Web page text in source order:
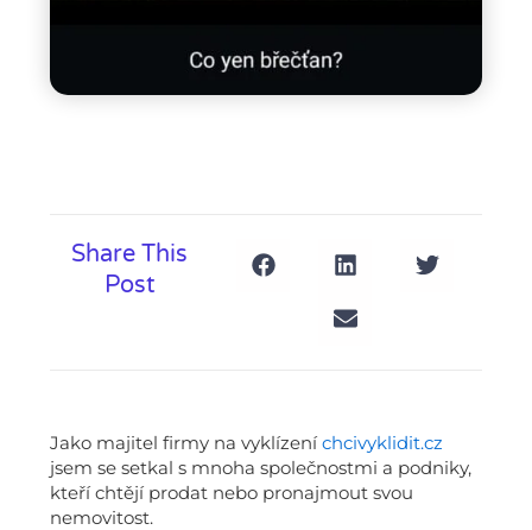
Share This
Post
Jako majitel firmy na vyklízeníchcivyklidit.cz
jsem se setkal s mnoha společnostmi a podniky,
kteří chtějí prodat nebo pronajmout svou
nemovitost.